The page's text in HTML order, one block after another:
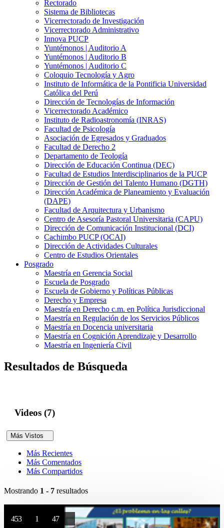
Rectorado
Sistema de Bibliotecas
Vicerrectorado de Investigación
Vicerrectorado Administrativo
Innova PUCP
Yuntémonos | Auditorio A
Yuntémonos | Auditorio B
Yuntémonos | Auditorio C
Coloquio Tecnología y Agro
Instituto de Informática de la Pontificia Universidad
Católica del Perú
Dirección de Tecnologías de Información
Vicerrectorado Académico
Instituto de Radioastronomía (INRAS)
Facultad de Psicología
Asociación de Egresados y Graduados
Facultad de Derecho 2
Departamento de Teología
Dirección de Educación Continua (DEC)
Facultad de Estudios Interdisciplinarios de la PUCP
Dirección de Gestión del Talento Humano (DGTH)
Dirección Académica de Planeamiento y Evaluación
(DAPE)
Facultad de Arquitectura y Urbanismo
Centro de Asesoría Pastoral Universitaria (CAPU)
Dirección de Comunicación Institucional (DCI)
Cachimbo PUCP (OCAI)
Dirección de Actividades Culturales
Centro de Estudios Orientales
Posgrado
Maestría en Gerencia Social
Escuela de Posgrado
Escuela de Gobierno y Políticas Públicas
Derecho y Empresa
Maestría en Derecho c.m. en Política Jurisdiccional
Maestría en Regulación de los Servicios Públicos
Maestría en Docencia universitaria
Maestría en Cognición Aprendizaje y Desarrollo
Maestría en Ingeniería Civil
Resultados de Búsqueda
Videos (7)
Más Vistos
Más Recientes
Más Comentados
Más Compartidos
Mostrando 1 - 7 resultados
453 1 47